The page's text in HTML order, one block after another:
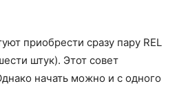
приобрести сразу пару REL
штук). Этот совет
начать можно и с одного